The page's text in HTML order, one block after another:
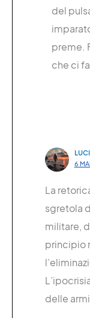
del
preme.
che ci
6
La
sgretola
militare,
principio
delle